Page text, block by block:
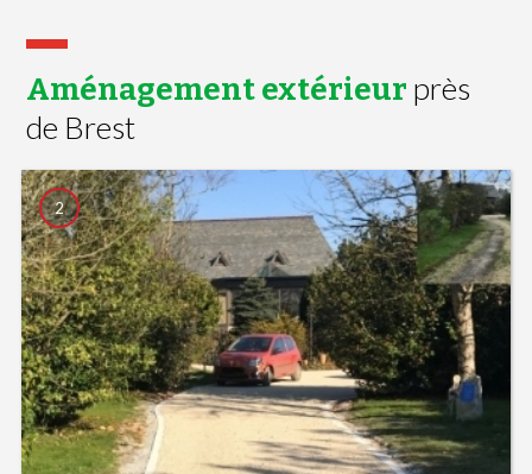
Aménagement extérieur près
de Brest
2